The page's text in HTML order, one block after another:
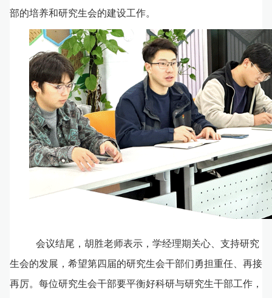
部的培养和研究生会的建设工作。
会议结尾，胡胜老师表示，学经理期关心、支持研究
生会的发展，希望第四届的研究生会干部们勇担重任、再接
再厉。每位研究生会干部要平衡好科研与研究生干部工作，